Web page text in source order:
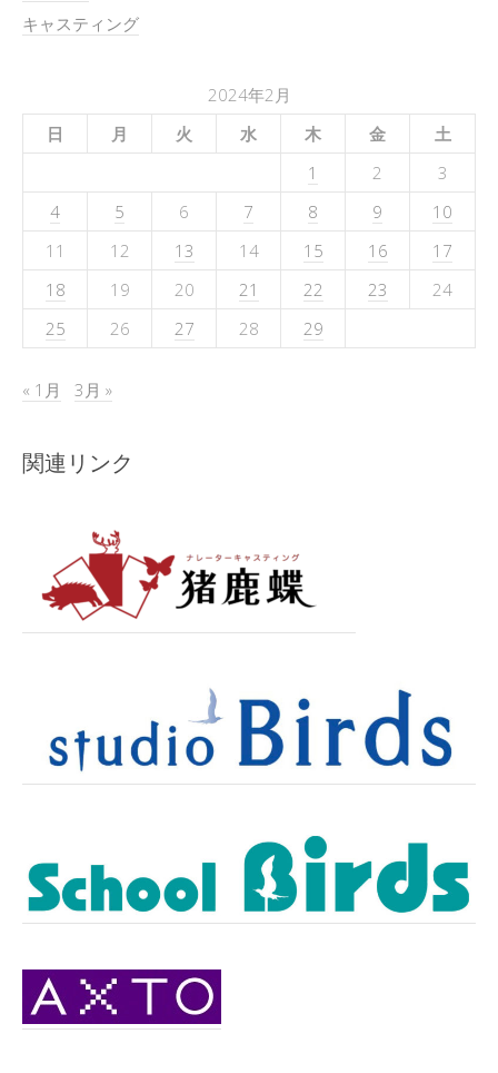
キャスティング
2024年2月
日
月 火 水 木 金
土
1
2
3
4
5 6 7 8 9
10
11
12 13 14 15 16
17
18
19 20 21 22 23
24
25
26 27 28 29
« 1月 3月 »
関連リンク